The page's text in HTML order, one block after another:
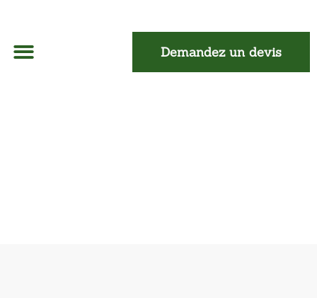
Demandez un devis